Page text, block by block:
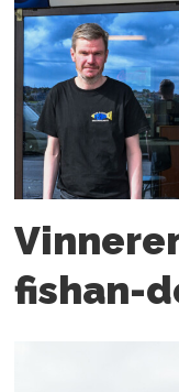
fishan-